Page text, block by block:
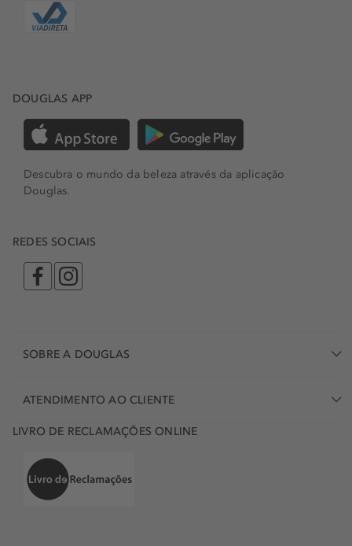
DOUGLAS APP
Descubra o mundo da beleza através da aplicação
Douglas.
REDES SOCIAIS
SOBRE A DOUGLAS
ATENDIMENTO AO CLIENTE
LIVRO DE RECLAMAÇÕES ONLINE